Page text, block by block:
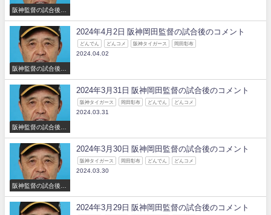
阪神監督の試合後の
コメント
阪神監督の試合後の
コメント
2024年4月2日 阪神岡田監督の試合後のコメント
どんでん どんコメ 阪神タイガース 岡田彰布
2024.04.02
阪神監督の試合後の
コメント
2024年3月31日 阪神岡田監督の試合後のコメント
阪神タイガース 岡田彰布 どんでん どんコメ
2024.03.31
阪神監督の試合後の
コメント
2024年3月30日 阪神岡田監督の試合後のコメント
阪神タイガース 岡田彰布 どんでん どんコメ
2024.03.30
2024年3月29日 阪神岡田監督の試合後のコメント